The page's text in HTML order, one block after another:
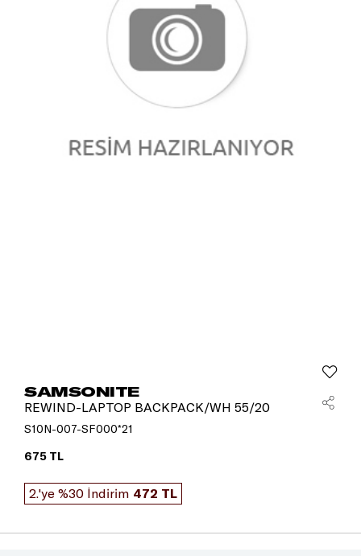
SAMSONITE
REWIND-LAPTOP BACKPACK/WH 55/20
S10N-007-SF000*21
675 TL
2.'ye %30 İndirim 472 TL